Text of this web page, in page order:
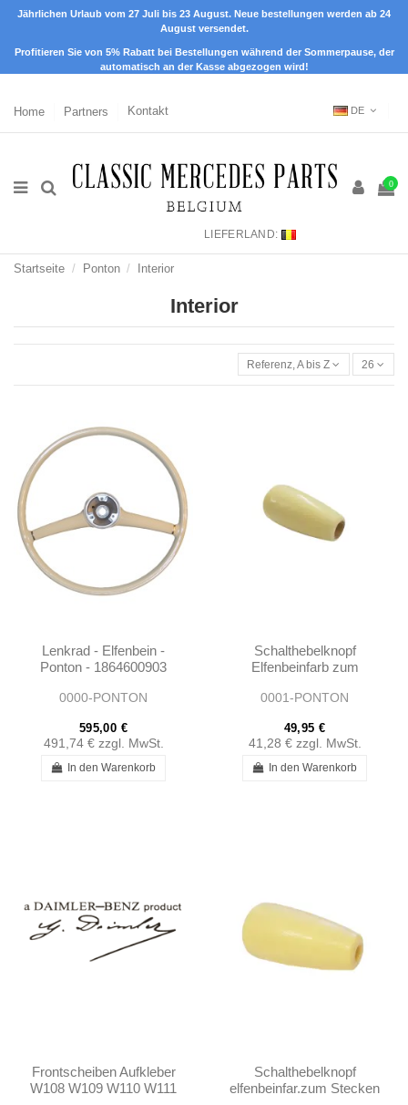
Jährlichen Urlaub vom 27 Juli bis 23 August. Neue bestellungen werden ab 24
August versendet.
Profitieren Sie von 5% Rabatt bei Bestellungen während der Sommerpause, der
automatisch an der Kasse abgezogen wird!
Home Partners Kontakt DE
0
LIEFERLAND:
Startseite Ponton Interior
Interior
Referenz, A bis Z 26
Lenkrad - Elfenbein -
Ponton - 1864600903
0000-PONTON
595,00 €
491,74 € zzgl. MwSt.
In den Warenkorb
Schalthebelknopf
Elfenbeinfarb zum
- 180 190 219 220S
0001-PONTON
49,95 €
41,28 € zzgl. MwSt.
In den Warenkorb
Frontscheiben Aufkleber
W108 W109 W110 W111
Schalthebelknopf
elfenbeinfar.zum Stecken